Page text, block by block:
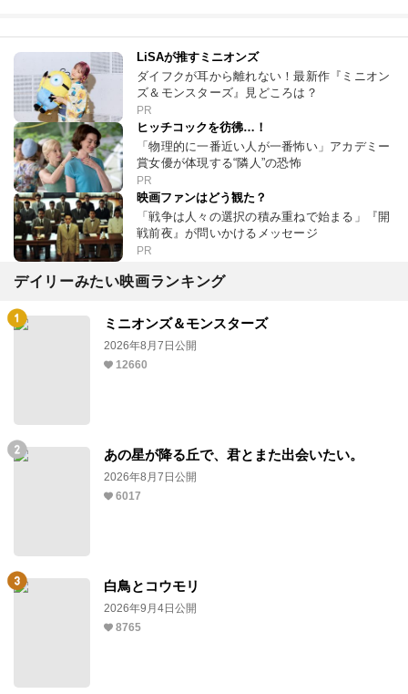
LiSAが推すミニオンズ
ダイフクが耳から離れない！最新作『ミニオン
ズ＆モンスターズ』見どころは？
PR
ヒッチコックを彷彿…！
「物理的に一番近い人が一番怖い」アカデミー
賞女優が体現する“隣人”の恐怖
PR
映画ファンはどう観た？
「戦争は人々の選択の積み重ねで始まる」『開
戦前夜』が問いかけるメッセージ
PR
デイリーみたい映画ランキング
ミニオンズ＆モンスターズ
2026年8月7日公開
12660
あの星が降る丘で、君とまた出会いたい。
2026年8月7日公開
6017
白鳥とコウモリ
2026年9月4日公開
8765